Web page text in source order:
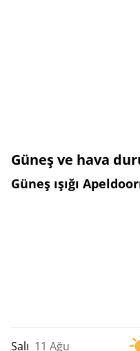
Güneş ve hava
Güneş ışığı
Salı 11 Ağu